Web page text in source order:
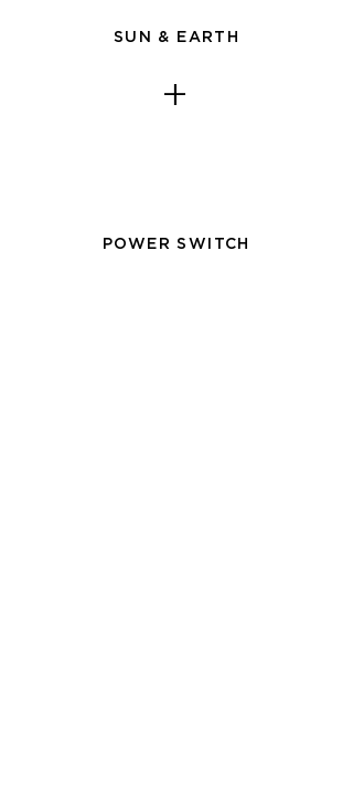
SUN & EARTH
+
POWER SWITCH